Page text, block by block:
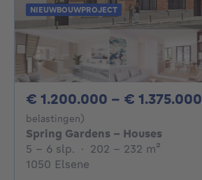
NIEUWBOUWPROJECT
€ 1.200.000 - € 1.375.000
belastingen)
Spring Gardens - Houses
5 - 6 Slaapkamers
5 - 6 slp. · 202 - 232 m²
1050 Elsene